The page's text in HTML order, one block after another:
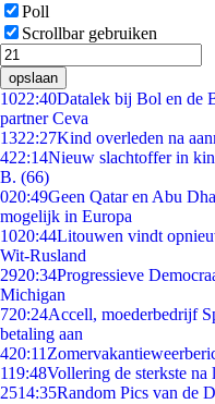
Poll
Scrollbar gebruiken
opslaan
1022:40Datalek bij Bol en de
partner Ceva
1322:27Kind overleden na
422:14Nieuw slachtoffer in
B. (66)
020:49Geen Qatar en Abu
mogelijk in Europa
1020:44Litouwen vindt
Wit-Rusland
2920:34Progressieve
Michigan
720:24Accell, moederbedrijf
betaling aan
420:11
119:48Vollering de sterkste na
2514:35Random Pics van de